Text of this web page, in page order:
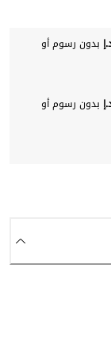
بدون رسوم أو
بدون رسوم أو